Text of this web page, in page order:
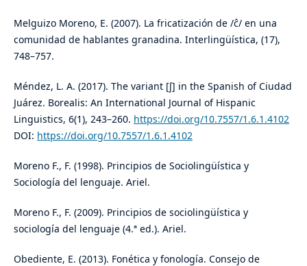
Melguizo Moreno, E. (2007). La fricatización de /ĉ/ en una
comunidad de hablantes granadina. Interlingüística, (17),
748–757.
Méndez, L. A. (2017). The variant [ʃ] in the Spanish of Ciudad
Juárez. Borealis: An International Journal of Hispanic
Linguistics, 6(1), 243–260. https://doi.org/10.7557/1.6.1.4102
DOI: https://doi.org/10.7557/1.6.1.4102
Moreno F., F. (1998). Principios de Sociolingüística y
Sociología del lenguaje. Ariel.
Moreno F., F. (2009). Principios de sociolingüística y
sociología del lenguaje (4.ª ed.). Ariel.
Obediente, E. (2013). Fonética y fonología. Consejo de